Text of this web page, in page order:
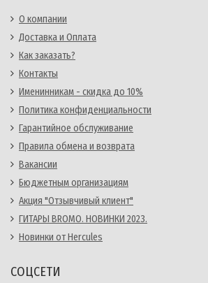
О компании
Доставка и Оплата
Как заказать?
Контакты
Именинникам - скидка до 10%
Политика конфиденциальности
Гарантийное обслуживание
Правила обмена и возврата
Вакансии
Бюджетным организациям
Акция "Отзывчивый клиент"
ГИТАРЫ BROMO. НОВИНКИ 2023.
Новинки от Hercules
СОЦСЕТИ